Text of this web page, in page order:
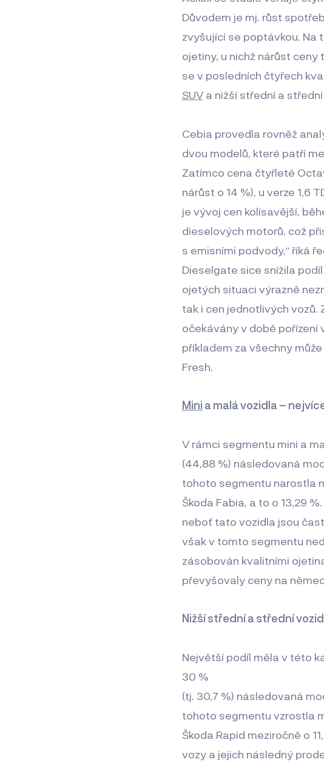
Důvodem je mj. růst
zvyšující se poptávkou. Na
ojetiny, u nichž nárůst
se v posledních čtyřech
SUVa nižší střední a
Cebia provedla rovněž
dvou modelů, které patří
Zatímco cena čtyřleté
nárůst o 14 %), u verze 1,6
je vývoj cen kolísavější,
dieselových motorů, což
s emisními podvody,“ říká
Dieselgate sice snížila
ojetých situaci výrazně
tak i cen jednotlivých vozů.
očekávány v době
příkladem za všechny
Fresh.
Mini a malá vozidla –
V rámci segmentu mini a
(44,88 %) následovaná
tohoto segmentu narostla
Škoda Fabia, a to o 13,29
neboť tato vozidla jsou
však v tomto segmentu
zásobován kvalitními
převyšovaly ceny na
Nižší střední a střední
Největší podíl měla v této
30 %
(tj. 30,7 %) následovaná
tohoto segmentu vzrostla
Škoda Rapid meziročně o
vozy a jejich následný